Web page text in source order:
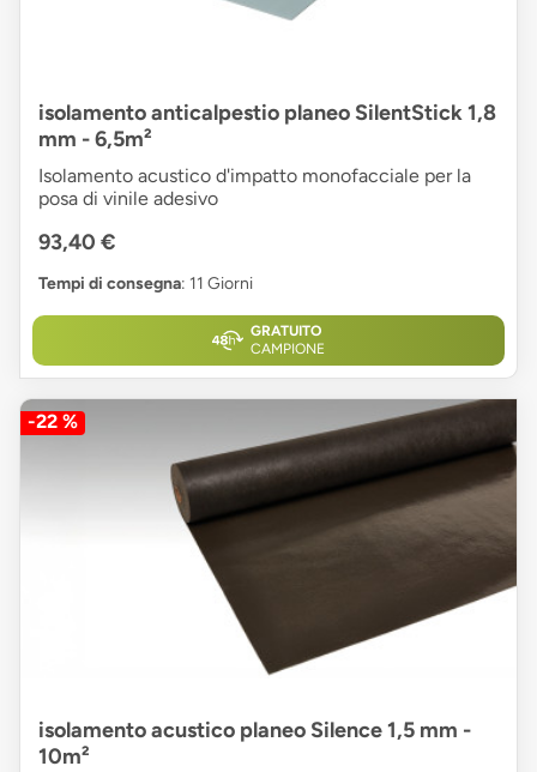
isolamento anticalpestio planeo SilentStick 1,8
mm - 6,5m²
Isolamento acustico d'impatto monofacciale per la
posa di vinile adesivo
93,40 €
Tempi di consegna: 11 Giorni
GRATUITO
CAMPIONE
-22 %
isolamento acustico planeo Silence 1,5 mm -
10m²